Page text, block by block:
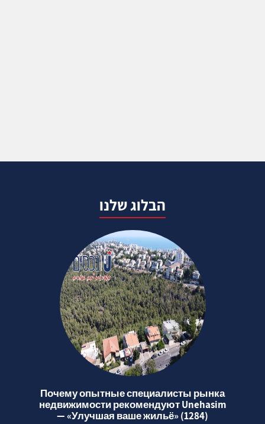
הבלוג שלנו
Почему опытные специалисты рынка
недвижимости рекомендуют Unehasim
— «Улучшая ваше жильё» (1284)